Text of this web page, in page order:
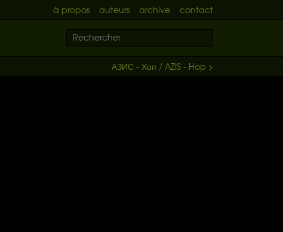
à propos auteurs archive contact
АЗИС - Хоп / AZIS - Hop >